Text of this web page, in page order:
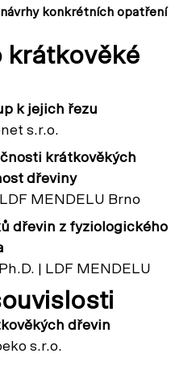
konkrétních opatření
krátkověké
k jejich řezu
s.r.o.
krátkověkých
dřeviny
MENDELU Brno
dřevin z fyziologického
| LDF MENDELU
dřevin
s.r.o.